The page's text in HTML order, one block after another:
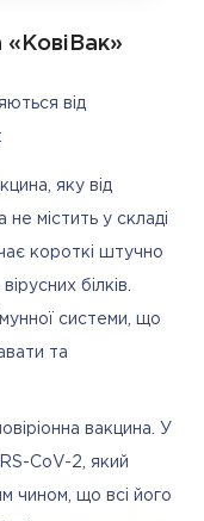
від
яку від
містить у складі
короткі штучно
білків.
системи, що
та
вакцина. У
CoV-2, який
чином, що всі його